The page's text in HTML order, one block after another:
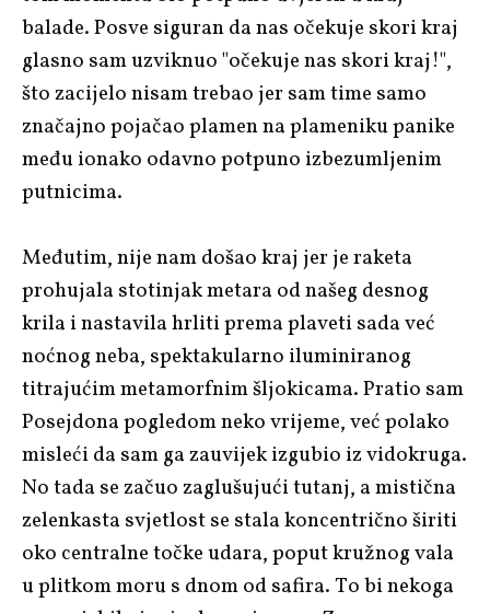
balade. Posve siguran da nas očekuje skori kraj
glasno sam uzviknuo "očekuje nas skori kraj!",
što zacijelo nisam trebao jer sam time samo
značajno pojačao plamen na plameniku panike
među ionako odavno potpuno izbezumljenim
putnicima.
Međutim, nije nam došao kraj jer je raketa
prohujala stotinjak metara od našeg desnog
krila i nastavila hrliti prema plaveti sada već
noćnog neba, spektakularno iluminiranog
titrajućim metamorfnim šljokicama. Pratio sam
Posejdona pogledom neko vrijeme, već polako
misleći da sam ga zauvijek izgubio iz vidokruga.
No tada se začuo zaglušujući tutanj, a mistična
zelenkasta svjetlost se stala koncentrično širiti
oko centralne točke udara, poput kružnog vala
u plitkom moru s dnom od safira. To bi nekoga